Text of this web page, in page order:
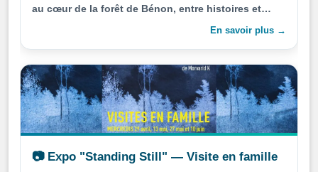
au cœur de la forêt de Bénon, entre histoires et
En savoir plus →
📷 Expo "Standing Still" — Visite en famille